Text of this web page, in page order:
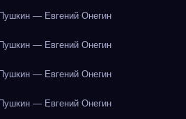
— Евгений Онегин
— Евгений Онегин
— Евгений Онегин
— Евгений Онегин